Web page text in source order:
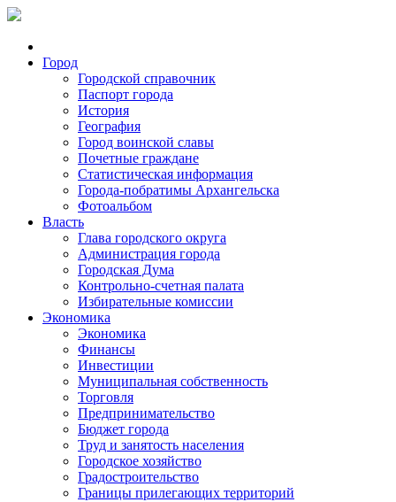
Город
Городской справочник
Паспорт города
История
География
Город воинской славы
Почетные граждане
Статистическая информация
Города-побратимы Архангельска
Фотоальбом
Власть
Глава городского округа
Администрация города
Городская Дума
Контрольно-счетная палата
Избирательные комиссии
Экономика
Экономика
Финансы
Инвестиции
Муниципальная собственность
Торговля
Предпринимательство
Бюджет города
Труд и занятость населения
Городское хозяйство
Градостроительство
Границы прилегающих территорий